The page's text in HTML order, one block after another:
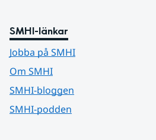
SMHI-länkar
Jobba på SMHI
Om SMHI
SMHI-bloggen
SMHI-podden